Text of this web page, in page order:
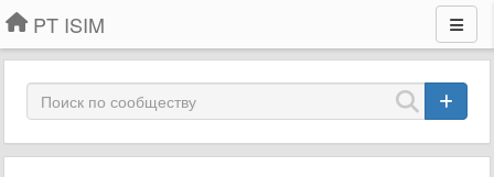
PT ISIM